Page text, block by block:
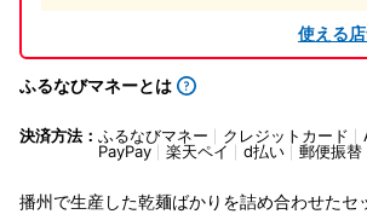
使える
ふるなびマネーとは
決済方法： ふるなびマネー クレジットカード
PayPay
楽天ペイ d払い 郵便振替
播州で生産した乾麺ばかりを詰め合わせたセ